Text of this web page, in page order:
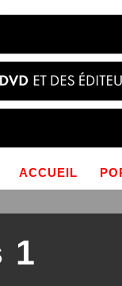
ACCUEIL
1